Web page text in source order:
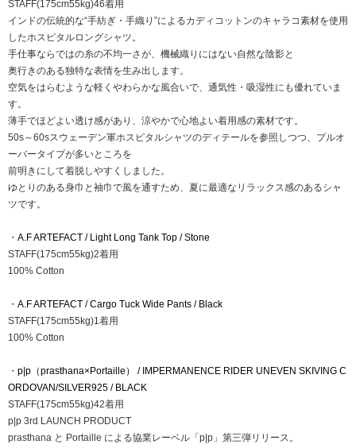
STAFF(175cm55kg)46着用
インドの伝統的な“手紡ぎ・手織り”によるカディコットンのキャラコ素材を使用
したホスピタルロングシャツ。
手仕事ならではの糸の不均一さが、機械織りにはない自然な陰影と
奥行きのある独特な表情を生み出します。
空気をはらむような軽くやわらかな風合いで、通気性・吸湿性にも優れていま
す。
薄手でほどよい透け感があり、涼やかで心地よい着用感の素材です。
50s～60sスウェーデン軍ホスピタルシャツのディテールを参照しつつ、プルオ
ーバータイプが多いところを
前明きにして着脱しやすくしました。
ゆとりのある身巾と袖巾で風を通すため、夏に最適なリラックス感のあるシャ
ツです。
・ A.F ARTEFACT / Light Long Tank Top / Stone
STAFF(175cm55kg)2着用
100% Cotton
・ A.F ARTEFACT / Cargo Tuck Wide Pants / Black
STAFF(175cm55kg)1着用
100% Cotton
・ p|p（prasthana×Portaille） / IMPERMANENCE RIDER UNEVEN SKIVING C
ORDOVAN/SILVER925 / BLACK
STAFF(175cm55kg)42着用
p|p 3rd LAUNCH PRODUCT
prasthana と Portaille による協業レーベル「p|p」第三弾リリース。